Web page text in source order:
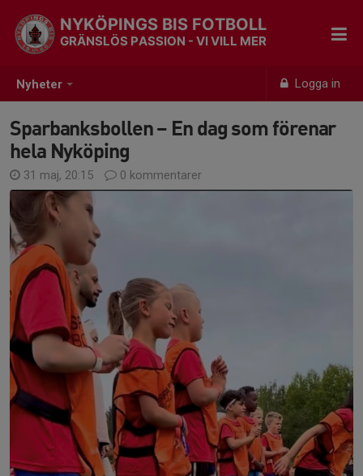
Nyheter Logga in
NYKÖPINGS BIS FOTBOLL
GRÄNSLÖS PASSION - VI VILL MER
Sparbanksbollen – En dag som förenar
hela Nyköping
31 maj, 20:15 0 kommentarer